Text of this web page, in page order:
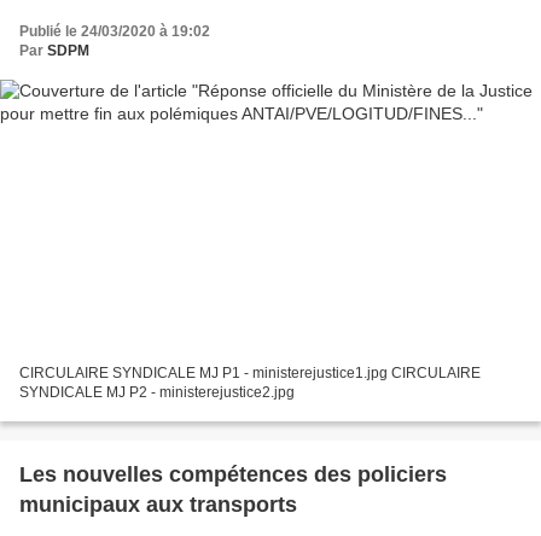
Publié le 24/03/2020 à 19:02
Par SDPM
CIRCULAIRE SYNDICALE MJ P1 - ministerejustice1.jpg CIRCULAIRE
SYNDICALE MJ P2 - ministerejustice2.jpg
Les nouvelles compétences des policiers
municipaux aux transports